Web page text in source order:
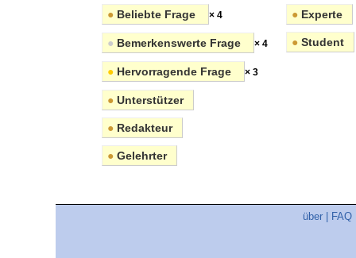
● Beliebte Frage × 4
● Bemerkenswerte Frage × 4
● Hervorragende Frage × 3
● Unterstützer
● Redakteur
● Gelehrter
● Experte
● Student
über FAQ